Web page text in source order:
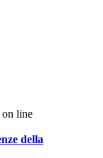
on line
della